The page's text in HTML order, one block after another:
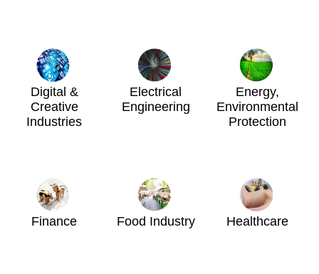
Digital &
Creative
Industries
Electrical
Engineering
Energy,
Environmental
Protection
Finance Food Industry Healthcare